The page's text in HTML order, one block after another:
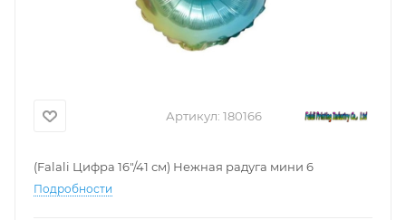
Артикул: 180166
(Falali Цифра 16"/41 см) Нежная радуга мини 6
Подробности